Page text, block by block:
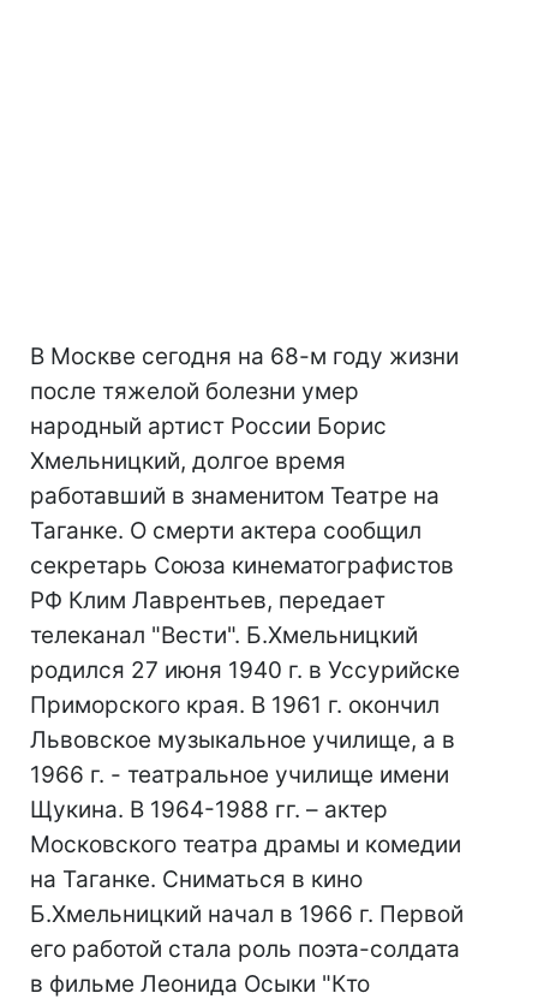
В Москве сегодня на 68-м году жизни
после тяжелой болезни умер
народный артист России Борис
Хмельницкий, долгое время
работавший в знаменитом Театре на
Таганке. О смерти актера сообщил
секретарь Союза кинематографистов
РФ Клим Лаврентьев, передает
телеканал "Вести". Б.Хмельницкий
родился 27 июня 1940 г. в Уссурийске
Приморского края. В 1961 г. окончил
Львовское музыкальное училище, а в
1966 г. - театральное училище имени
Щукина. В 1964-1988 гг. – актер
Московского театра драмы и комедии
на Таганке. Сниматься в кино
Б.Хмельницкий начал в 1966 г. Первой
его работой стала роль поэта-солдата
в фильме Леонида Осыки "Кто